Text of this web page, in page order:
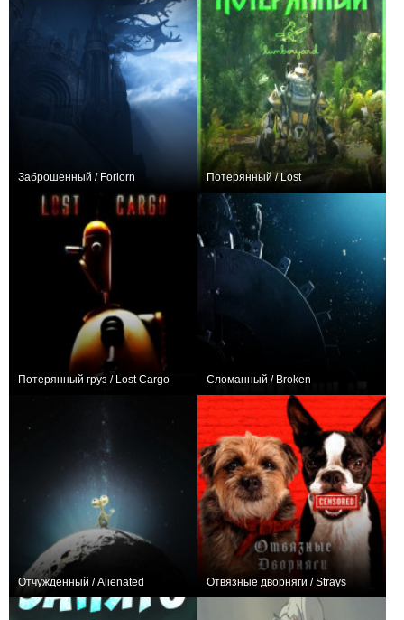
Заброшенный / Forlorn Потерянный / Lost
Потерянный груз / Lost Cargo Сломанный / Broken
Отчуждённый / Alienated Отвязные дворняги / Strays